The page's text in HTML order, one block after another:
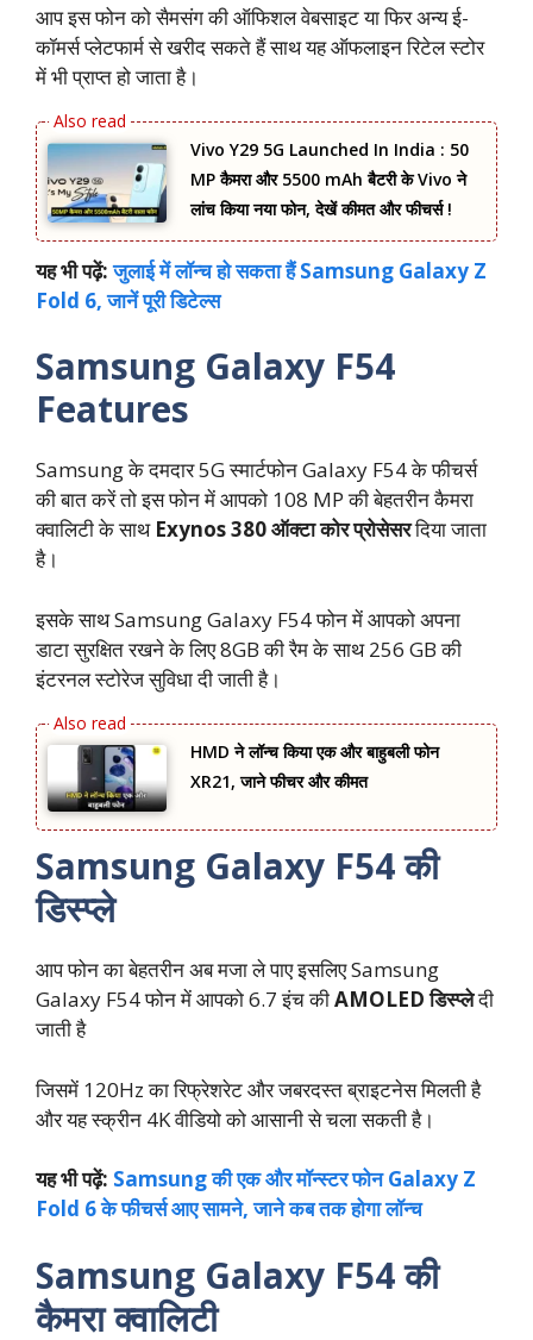
आप इस फोन को सैमसंग की ऑफिशल वेबसाइट या फिर अन्य ई-
कॉमर्स प्लेटफार्म से खरीद सकते हैं साथ यह ऑफलाइन रिटेल स्टोर
में भी प्राप्त हो जाता है।
Vivo Y29 5G Launched In India : 50
MP कैमरा और 5500 mAh बैटरी के Vivo ने
लांच किया नया फोन, देखें कीमत और फीचर्स !
यह भी पढ़ें:जुलाई में लॉन्‍च हो सकता हैं Samsung Galaxy Z
Fold 6, जानें पूरी डिटेल्‍स
Samsung Galaxy F54
Features
Samsung के दमदार 5G स्मार्टफोन Galaxy F54 के फीचर्स
की बात करें तो इस फोन में आपको 108 MP की बेहतरीन कैमरा
क्वालिटी के साथ Exynos 380 ऑक्टा कोर प्रोसेसरदिया जाता
है।
इसके साथ Samsung Galaxy F54 फोन में आपको अपना
डाटा सुरक्षित रखने के लिए 8GB की रैम के साथ 256 GB की
इंटरनल स्टोरेज सुविधा दी जाती है।
HMD ने लॉन्च किया एक और बाहुबली फोन
XR21, जाने फीचर और कीमत
Samsung Galaxy F54 की
डिस्प्ले
आप फोन का बेहतरीन अब मजा ले पाए इसलिए Samsung
Galaxy F54 फोन में आपको 6.7 इंच कीAMOLED डिस्प्लेदी
जाती है
जिसमें 120Hz का रिफ्रेशरेट और जबरदस्त ब्राइटनेस मिलती है
और यह स्क्रीन 4K वीडियो को आसानी से चला सकती है।
यह भी पढ़ें: Samsung की एक और मॉन्स्टर फोन Galaxy Z
Fold 6 के फीचर्स आए सामने, जाने कब तक होगा लॉन्‍च
Samsung Galaxy F54 की
कैमरा क्वालिटी